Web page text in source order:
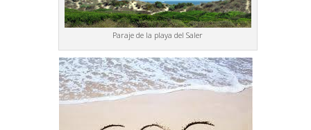
Paraje de la playa del Saler